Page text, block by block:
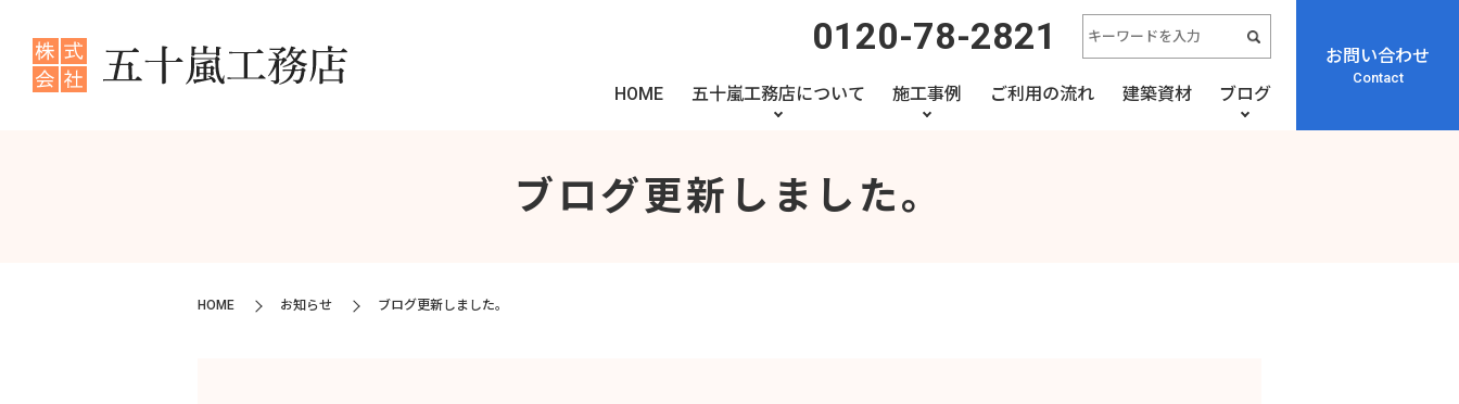
HOME 五十嵐工務店について 施工事例 ご利用の流れ 建築資材 ブログ
0120-78-2821 お問い合わせ
Contact
ブログ更新しました。
HOME お知らせ ブログ更新しました。